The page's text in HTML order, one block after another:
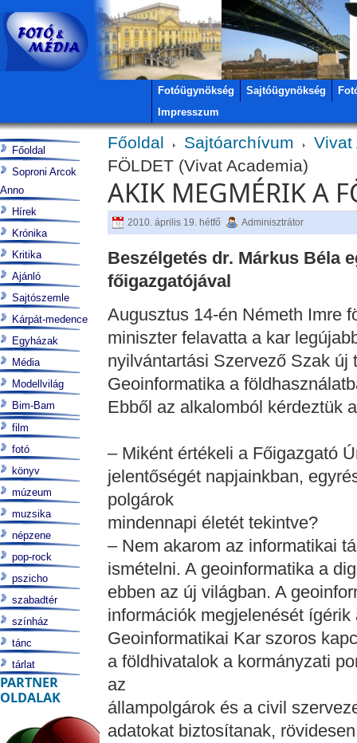
Fotóügynökség Sajtóügynökség
Impresszum
Főoldal Sajtóarchívum
Vivat
FÖLDET (Vivat Academia)
AKIK MEGMÉRIK A
2010. április 19. hétfő Adminisztrátor
Beszélgetés dr. Márkus Béla
főigazgatójával
Augusztus 14-én Németh Imre
miniszter felavatta a kar
nyilvántartási Szervező Szak új
Geoinformatika a
Ebből az alkalomból kérdeztük
– Miként értékeli a Főigazgató
jelentőségét napjainkban,
polgárok
mindennapi életét tekintve?
– Nem akarom az informatikai
ismételni. A geoinformatika a
ebben az új világban. A
információk megjelenését
Geoinformatikai Kar szoros
a földhivatalok a kormányzati
az
állampolgárok és a civil
adatokat biztosítanak,
Főoldal
Soproni Arcok
Anno
Hírek
Krónika
Kritika
Ajánló
Sajtószemle
Kárpát-medence
Egyházak
Média
Modellvilág
Bim-Bam
film
fotó
könyv
múzeum
muzsika
népzene
pop-rock
pszicho
szabadtér
színház
tánc
tárlat
PARTNER
OLDALAK